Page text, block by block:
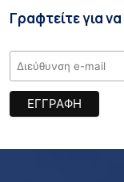
Γραφτείτε για